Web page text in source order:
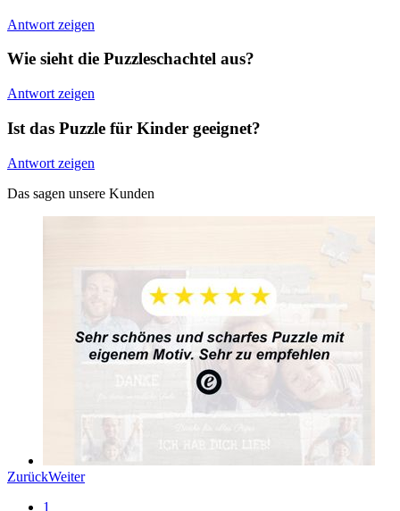
Antwort zeigen
Wie sieht die Puzzleschachtel aus?
Antwort zeigen
Ist das Puzzle für Kinder geeignet?
Antwort zeigen
Das sagen unsere Kunden
ZurückWeiter
1